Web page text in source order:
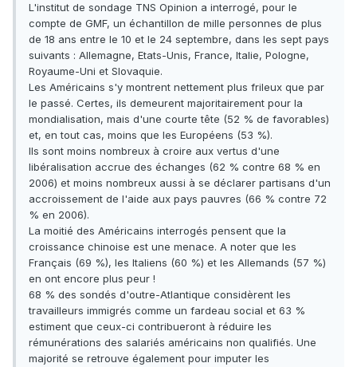
L'institut de sondage TNS Opinion a interrogé, pour le
compte de GMF, un échantillon de mille personnes de plus
de 18 ans entre le 10 et le 24 septembre, dans les sept pays
suivants : Allemagne, Etats-Unis, France, Italie, Pologne,
Royaume-Uni et Slovaquie.
Les Américains s'y montrent nettement plus frileux que par
le passé. Certes, ils demeurent majoritairement pour la
mondialisation, mais d'une courte tête (52 % de favorables)
et, en tout cas, moins que les Européens (53 %).
Ils sont moins nombreux à croire aux vertus d'une
libéralisation accrue des échanges (62 % contre 68 % en
2006) et moins nombreux aussi à se déclarer partisans d'un
accroissement de l'aide aux pays pauvres (66 % contre 72
% en 2006).
La moitié des Américains interrogés pensent que la
croissance chinoise est une menace. A noter que les
Français (69 %), les Italiens (60 %) et les Allemands (57 %)
en ont encore plus peur !
68 % des sondés d'outre-Atlantique considèrent les
travailleurs immigrés comme un fardeau social et 63 %
estiment que ceux-ci contribueront à réduire les
rémunérations des salariés américains non qualifiés. Une
majorité se retrouve également pour imputer les